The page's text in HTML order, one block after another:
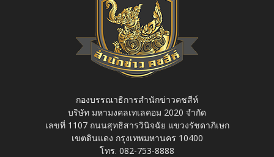
กองบรรณาธิการสำนักข่าวคชสีห์
บริษัท มหามงคลเทเลคอม 2020 จำกัด
เลขที่ 1107 ถนนสุทธิสารวินิจฉัย แขวงรัชดาภิเษก
เขตดินแดง กรุงเทพมหานคร 10400
โทร. 082-753-8888